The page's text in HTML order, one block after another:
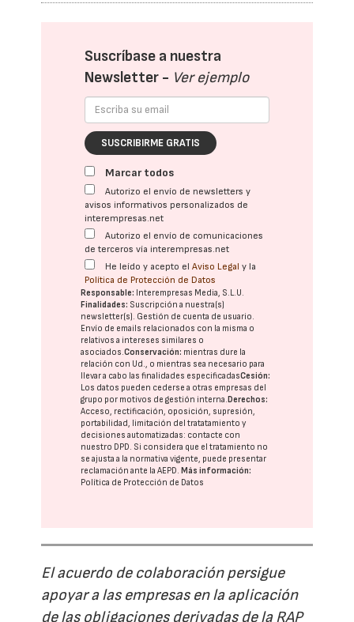
Suscríbase a nuestra
Newsletter - Ver ejemplo
SUSCRIBIRME GRATIS
Marcar todos
Autorizo el envío de newsletters y
avisos informativos personalizados de
interempresas.net
Autorizo el envío de comunicaciones
de terceros vía interempresas.net
He leído y acepto elAviso Legal y la
Política de Protección de Datos
Responsable: Interempresas Media, S.L.U.
Finalidades: Suscripción a nuestra(s)
newsletter(s). Gestión de cuenta de usuario.
Envío de emails relacionados con la misma o
relativos a intereses similares o
asociados.Conservación: mientras dure la
relación con Ud., o mientras sea necesario para
llevar a cabo las finalidades especificadasCesión:
Los datos pueden cederse a otras empresas del
grupo por motivos de gestión interna.Derechos:
Acceso, rectificación, oposición, supresión,
portabilidad, limitación del tratatamiento y
decisiones automatizadas: contacte con
nuestro DPD. Si considera que el tratamiento no
se ajusta a la normativa vigente, puede presentar
reclamación ante laAEPD.Más información:
Política de Protección de Datos
El acuerdo de colaboración persigue
apoyar a las empresas en la aplicación
de las obligaciones derivadas de la RAP